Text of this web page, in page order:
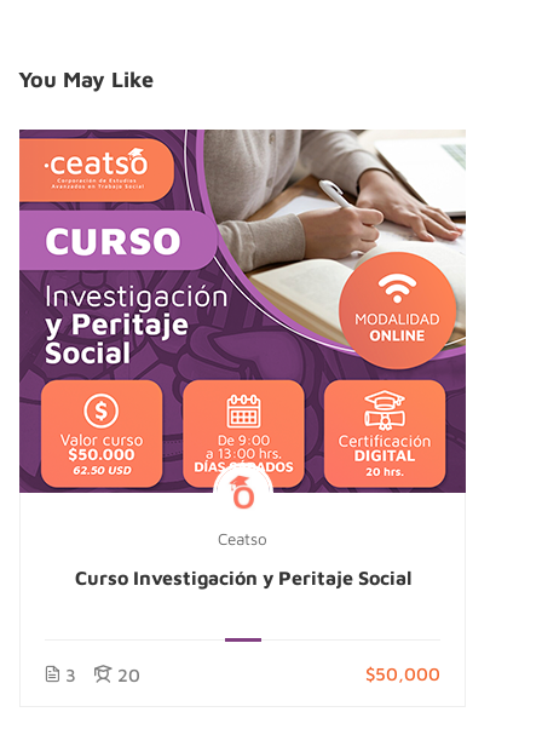
You May Like
Ceatso
Curso Investigación y Peritaje Social
3 20 $50,000